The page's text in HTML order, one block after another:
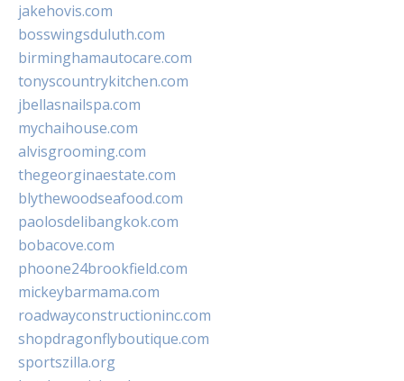
jakehovis.com
bosswingsduluth.com
birminghamautocare.com
tonyscountrykitchen.com
jbellasnailspa.com
mychaihouse.com
alvisgrooming.com
thegeorginaestate.com
blythewoodseafood.com
paolosdelibangkok.com
bobacove.com
phoone24brookfield.com
mickeybarmama.com
roadwayconstructioninc.com
shopdragonflyboutique.com
sportszilla.org